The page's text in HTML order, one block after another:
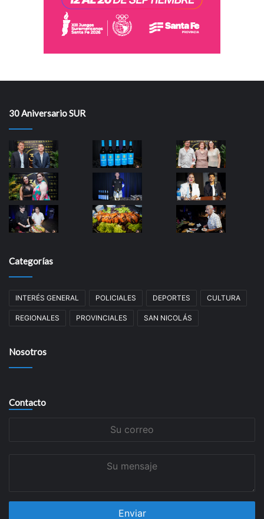
30 Aniversario SUR
Categorías
INTERÉS GENERAL POLICIALES DEPORTES CULTURA
REGIONALES PROVINCIALES SAN NICOLÁS
Nosotros
Contacto